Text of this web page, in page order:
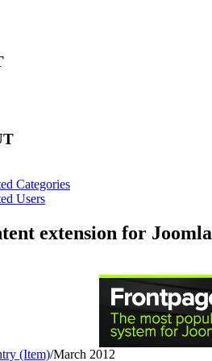
Categories
Users
extension for
(Item)/March 2012